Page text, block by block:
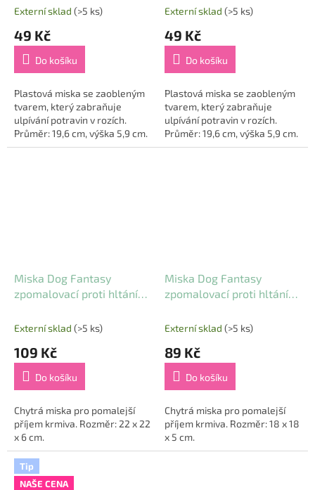
Externí sklad (>5 ks)
49 Kč
Do košíku
Plastová miska se zaobleným
tvarem, který zabraňuje
ulpívání potravin v rozích.
Průměr: 19,6 cm, výška 5,9 cm.
Externí sklad (>5 ks)
49 Kč
Do košíku
Plastová miska se zaobleným
tvarem, který zabraňuje
ulpívání potravin v rozích.
Průměr: 19,6 cm, výška 5,9 cm.
Miska Dog Fantasy
zpomalovací proti hltání
Externí sklad (>5 ks)
109 Kč
Do košíku
Chytrá miska pro pomalejší
příjem krmiva. Rozměr: 22 x 22
x 6 cm.
Miska Dog Fantasy
zpomalovací proti hltání
Externí sklad (>5 ks)
89 Kč
Do košíku
Chytrá miska pro pomalejší
příjem krmiva. Rozměr: 18 x 18
x 5 cm.
Tip
NAŠE CENA